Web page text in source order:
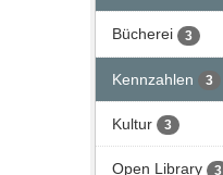
Bücherei 3
Kennzahlen 3
Kultur 3
Open Library 3